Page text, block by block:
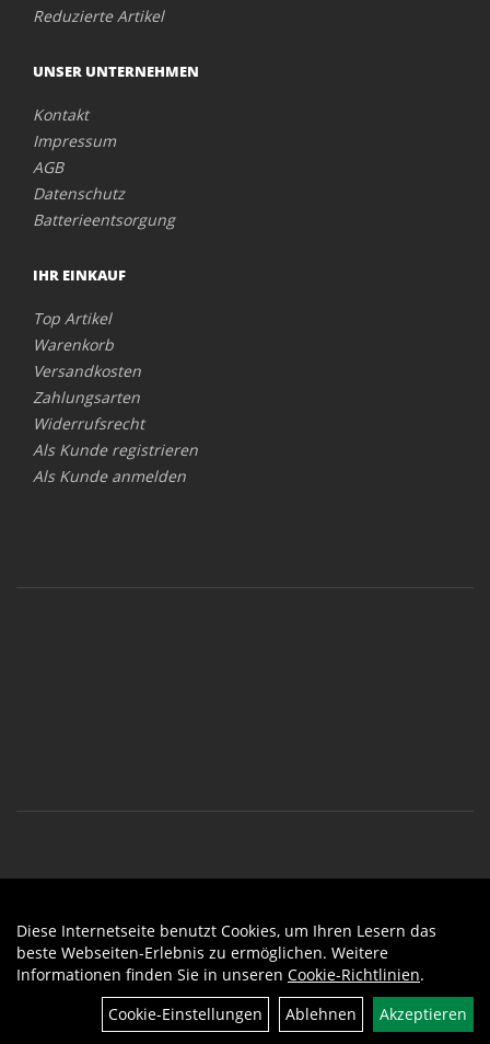
Reduzierte Artikel
UNSER UNTERNEHMEN
Kontakt
Impressum
AGB
Datenschutz
Batterieentsorgung
IHR EINKAUF
Top Artikel
Warenkorb
Versandkosten
Zahlungsarten
Widerrufsrecht
Als Kunde registrieren
Als Kunde anmelden
Diese Internetseite benutzt Cookies, um Ihren Lesern das
beste Webseiten-Erlebnis zu ermöglichen. Weitere
Informationen finden Sie in unseren Cookie-Richtlinien.
Cookie-Einstellungen
Ablehnen Akzeptieren
Auftrag widerrufen